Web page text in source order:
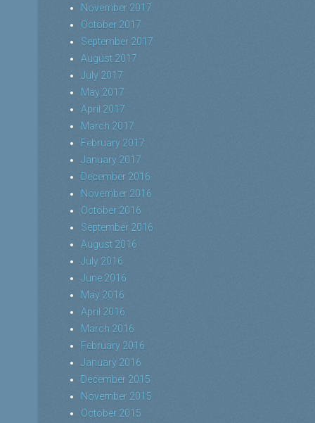
November 2017
October 2017
September 2017
August 2017
July 2017
May 2017
April 2017
March 2017
February 2017
January 2017
December 2016
November 2016
October 2016
September 2016
August 2016
July 2016
June 2016
May 2016
April 2016
March 2016
February 2016
January 2016
December 2015
November 2015
October 2015